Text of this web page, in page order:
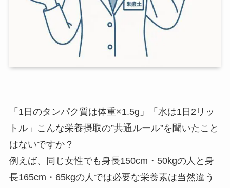
「1日のタンパク質は体重×1.5g」「水は1日2リッ
トル」こんな栄養摂取の”共通ルール”を聞いたこと
はないですか？
例えば、同じ女性でも身長150cm・50kgの人と身
長165cm・65kgの人では必要な栄養素は当然違う